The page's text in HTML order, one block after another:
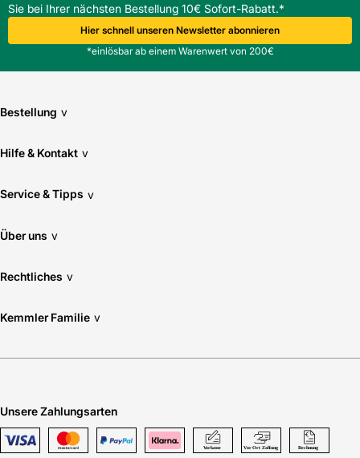
Sie bei Ihrer nächsten Bestellung 10€ Sofort-Rabatt.*
Hier schnell unseren Newsletter abonnieren
*einlösbar ab einem Warenwert von 200€
Bestellung v
Hilfe & Kontakt v
Service & Tipps v
Über uns v
Rechtliches v
Kemmler Familie v
Unsere Zahlungsarten